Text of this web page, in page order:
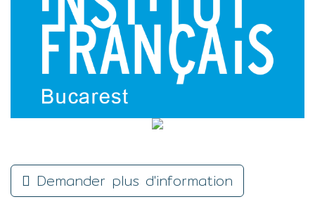
Demander plus d'information